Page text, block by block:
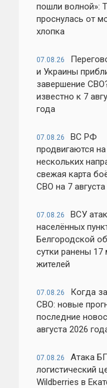
пошли волной»:
проснулась от
хлопка
07.08.26
и Украины
завершение
известно к 7
года
07.08.26
ВС РФ
продвигаются на
нескольких
свежая карта
СВО на 7 августа
07.08.26
ВСУ
населённых
Белгородской
сутки ранены 17
жителей
07.08.26
Когда
СВО: новые
последние
августа 2026
07.08.26
Атака
логистический
Wildberries в